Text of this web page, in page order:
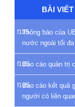
BÀI
Thông báo của
nước ngoài tối
Báo cáo quản trị
Báo cáo kết quả
người có liên